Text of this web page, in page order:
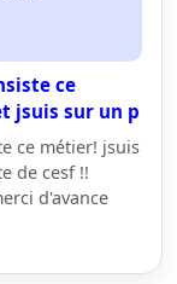
ce
jsuis sur un p
ce métier! jsuis
de cesf !!
d'avance